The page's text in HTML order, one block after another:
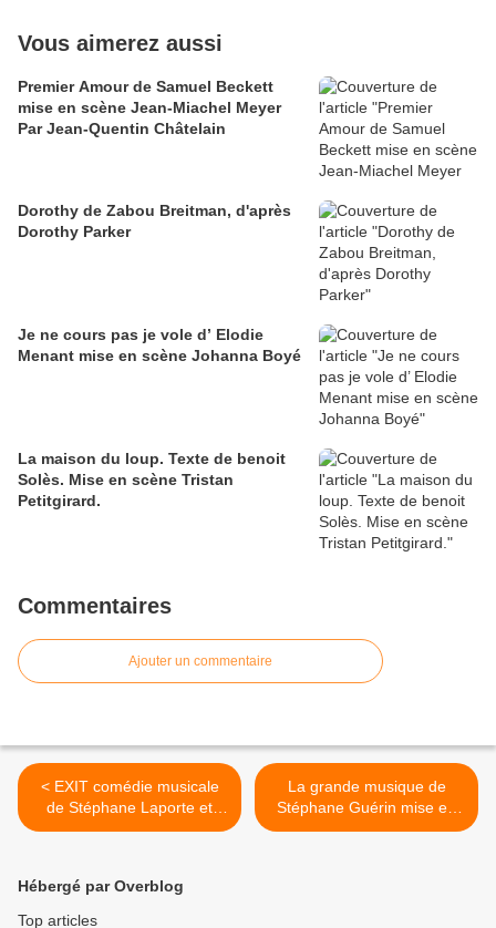
Vous aimerez aussi
Premier Amour de Samuel Beckett
mise en scène Jean-Miachel Meyer
Par Jean-Quentin Châtelain
Dorothy de Zabou Breitman, d'après
Dorothy Parker
Je ne cours pas je vole d’ Elodie
Menant mise en scène Johanna Boyé
La maison du loup. Texte de benoit
Solès. Mise en scène Tristan
Petitgirard.
Commentaires
Ajouter un commentaire
< EXIT comédie musicale
de Stéphane Laporte et
Gaétan Borg Musique de
La grande musique de
Stéphane Guérin mise en
scène Salomé Villiers >
Hébergé par Overblog
Top articles